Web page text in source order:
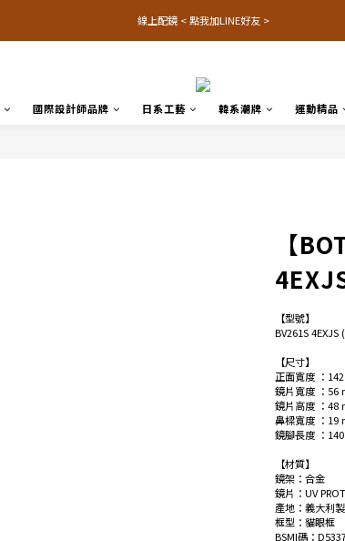
線上配鏡 < 點我加LINE好友 >
國際設計師品牌 日系工藝 韓系潮牌 運動精品
【
【型號】
BV261S 4EXJS
【尺寸】
正面寬度 ：
鏡片寬度 ：56
鏡片高度 ：48
鼻樑寬度 ：19
鏡腳長度 ：
【材質】
鏡架：合金
鏡片：UV
產地：義大利製
框型：貓眼框
BSMI碼：